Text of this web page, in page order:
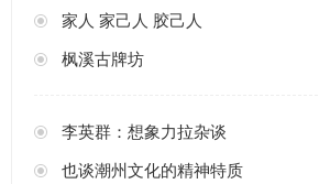
家人 家己人 胶己人
枫溪古牌坊
李英群：想象力拉杂谈
也谈潮州文化的精神特质